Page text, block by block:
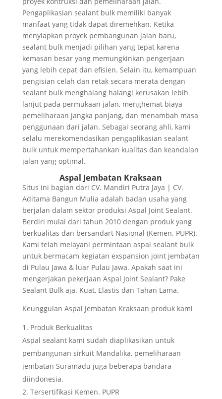
Pengaplikasian sealant bulk memiliki banyak
manfaat yang tidak dapat diremehkan. Ketika
menyiapkan proyek pembangunan jalan baru,
sealant bulk menjadi pilihan yang tepat karena
kemasan besar yang memungkinkan pengerjaan
yang lebih cepat dan efisien. Selain itu, kemampuan
pengisian celah dan retak secara merata dengan
sealant bulk menghalang halangi kerusakan lebih
lanjut pada permukaan jalan, menghemat biaya
pemeliharaan jangka panjang, dan menambah masa
penggunaan dari jalan. Sebagai seorang ahli, kami
selalu merekomendasikan pengaplikasian sealant
bulk untuk mempertahankan kualitas dan keandalan
jalan yang optimal.
Aspal Jembatan Kraksaan
Situs ini bagian dari CV. Mandiri Putra Jaya | CV.
Aditama Bangun Mulia adalah badan usaha yang
berjalan dalam sektor produksi Aspal Joint Sealant.
Berdiri mulai dari tahun 2010 dengan produk yang
berkualitas dan bersandart Nasional (Kemen. PUPR).
Kami telah melayani permintaan aspal sealant bulk
untuk bermacam kegiatan exspansion joint jembatan
di Pulau Jawa & luar Pulau Jawa. Apakah saat ini
mengerjakan pekerjaan Aspal Joint Sealant? Pake
Sealant Bulk aja. Kuat, Elastis dan Tahan Lama.
Keunggulan Aspal Jembatan Kraksaan produk kami
Produk Berkualitas
Aspal sealant kami sudah diaplikasikan untuk
pembangunan sirkuit Mandalika, pemeliharaan
jembatan Suramadu juga beberapa bandara
diindonesia.
Tersertifikasi Kemen. PUPR